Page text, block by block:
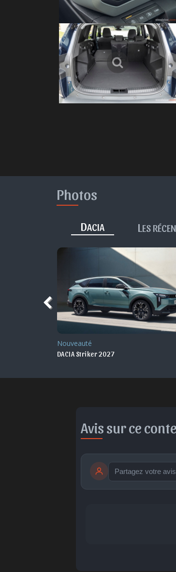
Photos
DACIA L ES
Inédit
DACIA Spring 2026 Maroc
Avis sur ce
publication immédiate